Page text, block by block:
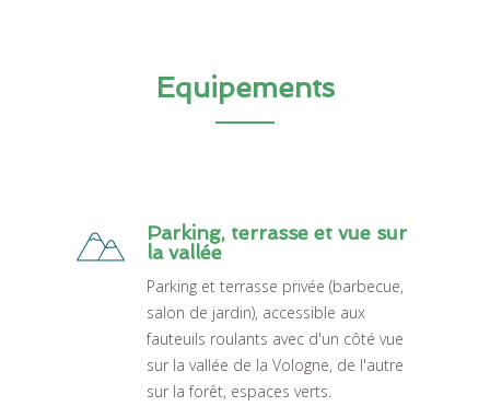
Equipements
Parking, terrasse et vue sur
la vallée
Parking et terrasse privée (barbecue,
salon de jardin), accessible aux
fauteuils roulants avec d'un côté vue
sur la vallée de la Vologne, de l'autre
sur la forêt, espaces verts.